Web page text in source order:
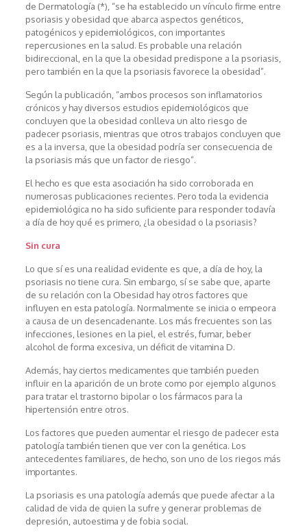
de Dermatología (*), “se ha establecido un vínculo firme entre
psoriasis y obesidad que abarca aspectos genéticos,
patogénicos y epidemiológicos, con importantes
repercusiones en la salud. Es probable una relación
bidireccional, en la que la obesidad predispone a la psoriasis,
pero también en la que la psoriasis favorece la obesidad”.
Según la publicación, “ambos procesos son inflamatorios
crónicos y hay diversos estudios epidemiológicos que
concluyen que la obesidad conlleva un alto riesgo de
padecer psoriasis, mientras que otros trabajos concluyen que
es a la inversa, que la obesidad podría ser consecuencia de
la psoriasis más que un factor de riesgo”.
El hecho es que esta asociación ha sido corroborada en
numerosas publicaciones recientes. Pero toda la evidencia
epidemiológica no ha sido suficiente para responder todavía
a día de hoy qué es primero, ¿la obesidad o la psoriasis?
Sin cura
Lo que sí es una realidad evidente es que, a día de hoy, la
psoriasis no tiene cura. Sin embargo, sí se sabe que, aparte
de su relación con la Obesidad hay otros factores que
influyen en esta patología. Normalmente se inicia o empeora
a causa de un desencadenante. Los más frecuentes son las
infecciones, lesiones en la piel, el estrés, fumar, beber
alcohol de forma excesiva, un déficit de vitamina D.
Además, hay ciertos medicamentes que también pueden
influir en la aparición de un brote como por ejemplo algunos
para tratar el trastorno bipolar o los fármacos para la
hipertensión entre otros.
Los factores que pueden aumentar el riesgo de padecer esta
patología también tienen que ver con la genética. Los
antecedentes familiares, de hecho, son uno de los riegos más
importantes.
La psoriasis es una patología además que puede afectar a la
calidad de vida de quien la sufre y generar problemas de
depresión, autoestima y de fobia social.